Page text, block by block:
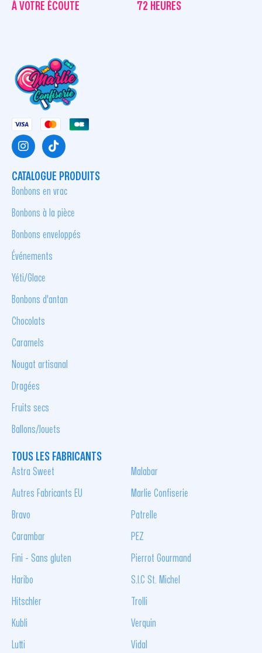
À VOTRE ÉCOUTE
72 HEURES
CATALOGUE PRODUITS
Bonbons en vrac
Bonbons à la pièce
Bonbons enveloppés
Événements
Yéti/Glace
Bonbons d'antan
Chocolats
Caramels
Nougat artisanal
Dragées
Fruits secs
Ballons/Jouets
TOUS LES FABRICANTS
Astra Sweet
Autres Fabricants EU
Bravo
Carambar
Fini - Sans gluten
Haribo
Hitschler
Kubli
Lutti
Malabar
Marlie Confiserie
Patrelle
PEZ
Pierrot Gourmand
S.I.C St. Michel
Trolli
Verquin
Vidal